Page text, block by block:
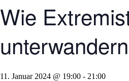
Wie
11. Januar 2024 @ 19:00 - 21:00